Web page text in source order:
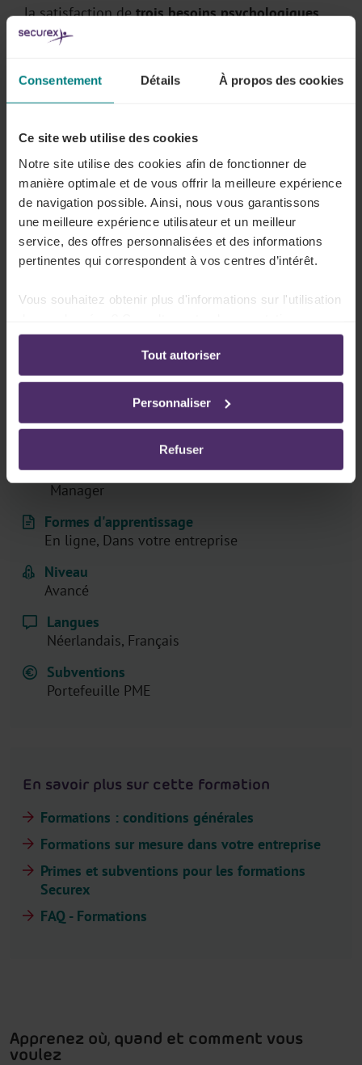
Consentement Détails À propos des cookies
Ce site web utilise des cookies
Notre site utilise des cookies afin de fonctionner de
manière optimale et de vous offrir la meilleure expérience
de navigation possible. Ainsi, nous vous garantissons
une meilleure expérience utilisateur et un meilleur
service, des offres personnalisées et des informations
pertinentes qui correspondent à vos centres d’intérêt.
Vous souhaitez obtenir plus d'informations sur l'utilisation
ligne:
Politique de confidentialité-Politique en matière
d’utilisation des cookies
Tout autoriser
Personnaliser
Refuser
la satisfaction detrois besoins psychologiques
fondamentaux
Besoin d’appartenance sociale (Engagement)
Commentappliquer tout cela concrètement en tant
que dirigeant?
Conditions préalables pour
suivre la formation
requise pour suivre cette formation.
Prix
A partir de 125,00 € hors TVA
Pour qui
Manager
Formes d'apprentissage
En ligne, Dans votre entreprise
Niveau
Avancé
Langues
Néerlandais, Français
Subventions
Portefeuille PME
En savoir plus sur cette formation
Formations : conditions générales
Formations sur mesure dans votre entreprise
Primes et subventions pour les formations
Securex
FAQ - Formations
Apprenez où, quand et comment vous
voulez